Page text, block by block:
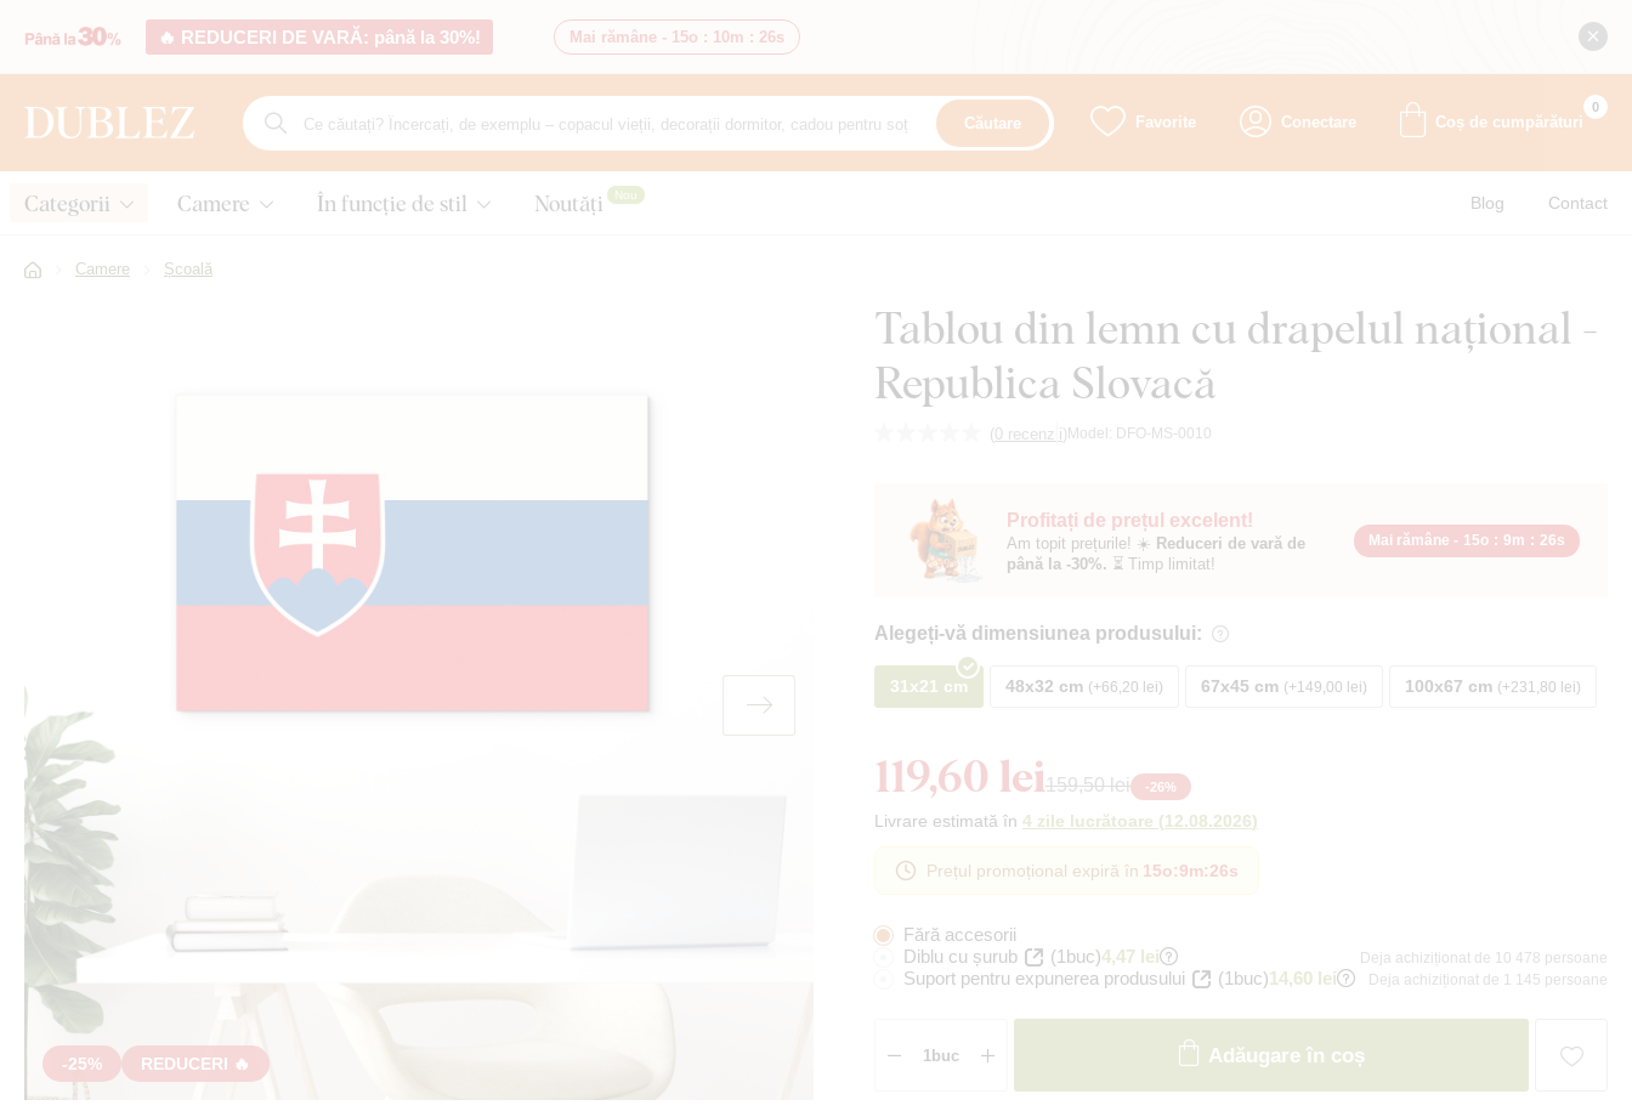
🔥 REDUCERI DE VARĂ: până la 30%! Mai rămâne - 15o : 10m : 25s
Căutare Favorite Conectare Coș de cumpărături
0
Categorii Camere În funcție de stil Noutăți Nou Blog Contact
Camere Școală
Tablou din lemn cu drapelul național -
Republica Slovacă
(0 recenzii) Model: DFO-MS-0010
-25% REDUCERI 🔥
Profitați de prețul excelent!
Am topit prețurile! ☀️ Reduceri de vară de
până la -30%. ⏳ Timp limitat!
Mai rămâne - 15o : 9m : 25s
Alegeți-vă dimensiunea produsului:
31x21 cm 48x32 cm +66,20 lei 67x45 cm +149,00 lei 100x67 cm +231,80 lei
119,60 lei159,50 lei -26%
Livrare estimată în 4 zile lucrătoare (12.08.2026)
Prețul promoțional expiră în 15o:9m:25s
Fără accesorii
Diblu cu șurub
(1buc)4,47 lei Deja achiziționat de 10 478 persoane
Suport pentru expunerea produsului (1buc)14,60 lei Deja achiziționat de 1 145 persoane
Adăugare în coș